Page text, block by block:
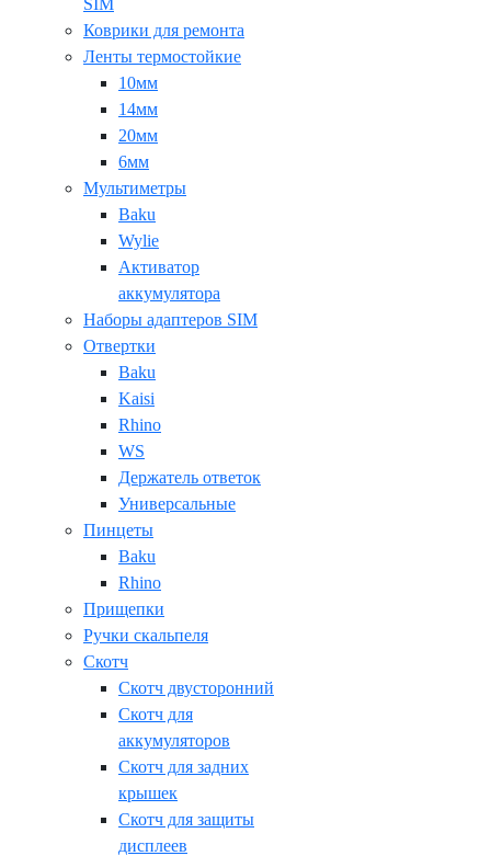
SIM
Коврики для ремонта
Ленты термостойкие
10мм
14мм
20мм
6мм
Мультиметры
Baku
Wylie
Активатор
аккумулятора
Наборы адаптеров SIM
Отвертки
Baku
Kaisi
Rhino
WS
Держатель ответок
Универсальные
Пинцеты
Baku
Rhino
Прищепки
Ручки скальпеля
Скотч
Скотч двусторонний
Скотч для
аккумуляторов
Скотч для задних
крышек
Скотч для защиты
дисплеев